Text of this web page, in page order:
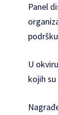
Panel
U
kojih